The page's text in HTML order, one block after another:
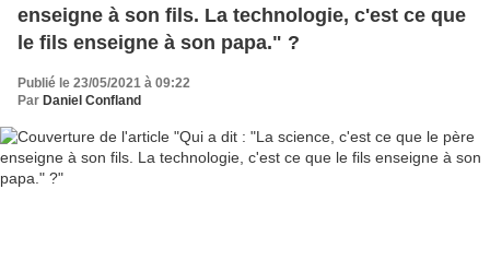
enseigne à son fils. La technologie, c'est ce que
le fils enseigne à son papa." ?
Publié le 23/05/2021 à 09:22
Par Daniel Confland